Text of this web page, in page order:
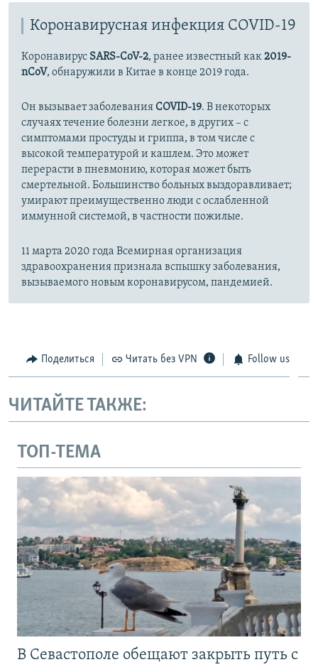
Коронавирусная инфекция COVID-19
Коронавирус SARS-CoV-2, ранее известный как2019-
nCoV, обнаружили в Китае в конце 2019 года.
Он вызывает заболеванияCOVID-19. В некоторых
случаях течение болезни легкое, в других – с
симптомами простуды и гриппа, в том числе с
высокой температурой и кашлем. Это может
перерасти в пневмонию, которая может быть
смертельной. Большинство больных выздоравливает;
умирают преимущественно люди с ослабленной
иммунной системой, в частности пожилые.
11 марта 2020 года Всемирная организация
здравоохранения признала вспышку заболевания,
вызываемого новым коронавирусом, пандемией.
Поделиться Читать без VPN Follow us
ЧИТАЙТЕ ТАКЖЕ:
ТОП-ТЕМА
В Севастополе обещают закрыть путь с